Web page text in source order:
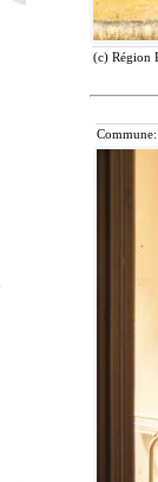
(c) Région